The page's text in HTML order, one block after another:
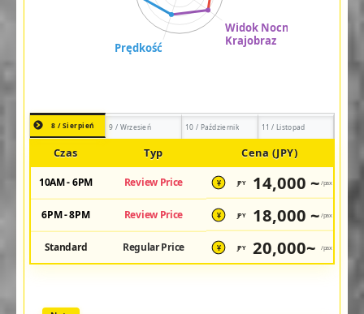
8 / Sierpień 9 / Wrzesień 10 / Październik 11 / Listopad
Czas Typ Cena (JPY)
10AM - 6PM Review Price ¥ JPY 14,000 ~ /pax
6PM - 8PM Review Price ¥ JPY 18,000 ~ /pax
Standard Regular Price ¥ JPY 20,000~ /pax